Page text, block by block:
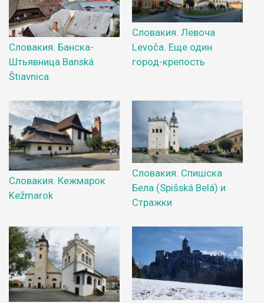
Словакия. Банска-
Штьявница Banská
Štiavnica.
Словакия. Левоча
Levoča. Еще один
город-крепость
Словакия. Кежмарок
Kežmarok
Словакия. Спишска
Бела (Spišská Belá) и
Стражки